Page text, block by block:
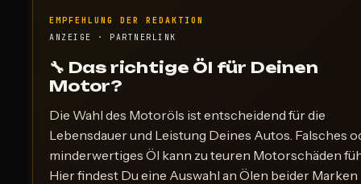
EMPFEHLUNG DER REDAKTION
ANZEIGE · PARTNERLINK
🔧 Das richtige Öl für Deinen
Motor?
Die Wahl des Motoröls ist entscheidend für die
Lebensdauer und Leistung Deines Autos. Falsches
minderwertiges Öl kann zu teuren Motorschäden
Hier findest Du eine Auswahl an Ölen beider